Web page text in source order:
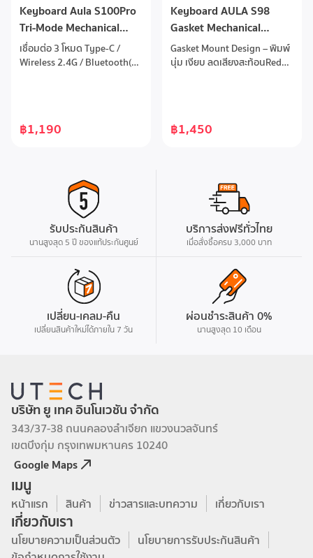
Keyboard Aula S100Pro
Tri-Mode Mechanical
Gaming Keyboard EN/TH
เชื่อมต่อ 3 โหมด Type-C /
Wireless 2.4G / Bluetooth(3
swappable ถอดเปลี่ยนเปลี่ยน
฿1,190
Keyboard AULA S98
Gasket Mechanical
Keyboard Red Switch
EN/TH
Gasket Mount Design – พิมพ์
นุ่ม เงียบ ลดเสียงสะท้อนRed
/ Type-CHot-Swappable – 3
4000mAh ใช้งานได้ยาวนานต่อ
การชาร์จหนึ่งครั้งPBT
Double-Shot Keycapขนาด
Compact 98-Key
฿1,450
รับประกันสินค้า
นานสูงสุด 5 ปี ของแท้ประกันศูนย์
บริการส่งฟรีทั่วไทย
เมื่อสั่งซื้อครบ 3,000 บาท
เปลี่ยน-เคลม-คืน
เปลี่ยนสินค้าใหม่ได้ภายใน 7 วัน
ผ่อนชำระสินค้า 0%
นานสูงสุด 10 เดือน
บริษัท ยู เทค อินโนเวชัน จำกัด
343/37-38 ถนนคลองลำเจียก แขวงนวลจันทร์
เขตบึงกุ่ม กรุงเทพมหานคร 10240
Google Maps
เมนู
หน้าแรก สินค้า ข่าวสารและบทความ เกี่ยวกับเรา
เกี่ยวกับเรา
นโยบายความเป็นส่วนตัว
นโยบายการรับประกันสินค้า